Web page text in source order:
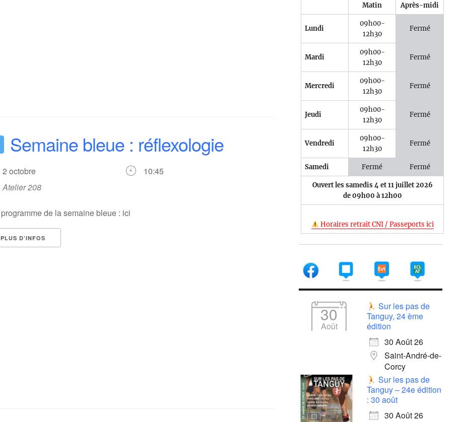
Semaine bleue : réflexologie
2 octobre
10:45
Atelier 208
de la semaine bleue : ici
PLUS D’INFOS
Matin
Après-midi
Lundi
09h00-
12h30
Fermé
Mardi
09h00-
12h30
Fermé
Mercredi
09h00-
12h30
Fermé
Jeudi
09h00-
12h30
Fermé
Vendredi
09h00-
12h30
Fermé
Samedi Fermé Fermé
Ouvert les samedis 4 et 11 juillet 2026
de 09h00 à 12h00
Horaires retrait CNI / Passeports ici
30
Août
Sur les pas de
Tanguy, 24 ème
édition
30 Août 26
Saint-André-de-
Corcy
Sur les pas de
Tanguy – 24e édition
: 30 août
30 Août 26